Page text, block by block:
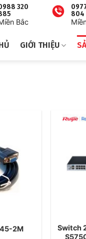
320
Bắc
804
GIỚI THIỆU
2M
Switch